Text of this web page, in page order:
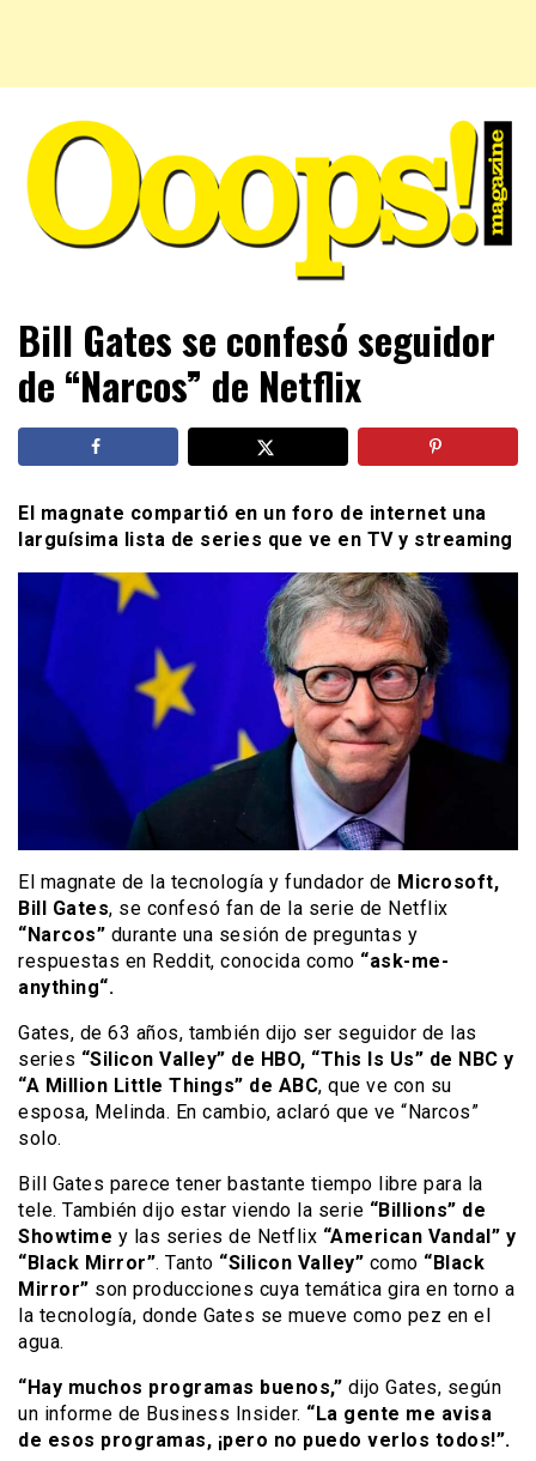
Ooops! Magazine
al tanto de las celebridades que sigues, todo a tu alcance
en un mismo lugar. Grupo Leferas™
Bill Gates se confesó seguidor
de “Narcos” de Netflix
El magnate compartió en un foro de internet una
larguísima lista de series que ve en TV y streaming
El magnate de la tecnología y fundador de Microsoft,
Bill Gates, se confesó fan de la serie de Netflix
“Narcos” durante una sesión de preguntas y
respuestas en Reddit, conocida como “ask-me-
anything“.
Gates, de 63 años, también dijo ser seguidor de las
series “Silicon Valley” de HBO, “This Is Us” de NBC y
“A Million Little Things” de ABC, que ve con su
esposa, Melinda. En cambio, aclaró que ve “Narcos”
solo.
Bill Gates parece tener bastante tiempo libre para la
tele. También dijo estar viendo la serie “Billions” de
Showtime y las series de Netflix “American Vandal” y
“Black Mirror”. Tanto “Silicon Valley” como “Black
Mirror” son producciones cuya temática gira en torno a
la tecnología, donde Gates se mueve como pez en el
agua.
“Hay muchos programas buenos,” dijo Gates, según
un informe de Business Insider. “La gente me avisa
de esos programas, ¡pero no puedo verlos todos!”.